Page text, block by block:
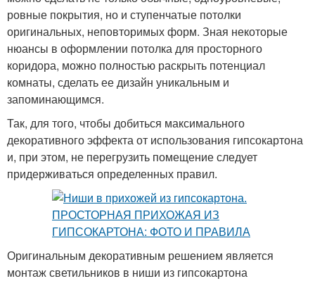
ровные покрытия, но и ступенчатые потолки
оригинальных, неповторимых форм. Зная некоторые
нюансы в оформлении потолка для просторного
коридора, можно полностью раскрыть потенциал
комнаты, сделать ее дизайн уникальным и
запоминающимся.
Так, для того, чтобы добиться максимального
декоративного эффекта от использования гипсокартона
и, при этом, не перегрузить помещение следует
придерживаться определенных правил.
Оригинальным декоративным решением является
монтаж светильников в ниши из гипсокартона